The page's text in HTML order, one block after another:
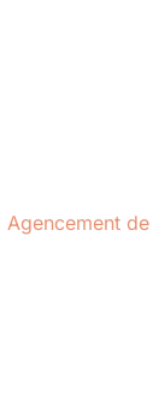
Agencement de